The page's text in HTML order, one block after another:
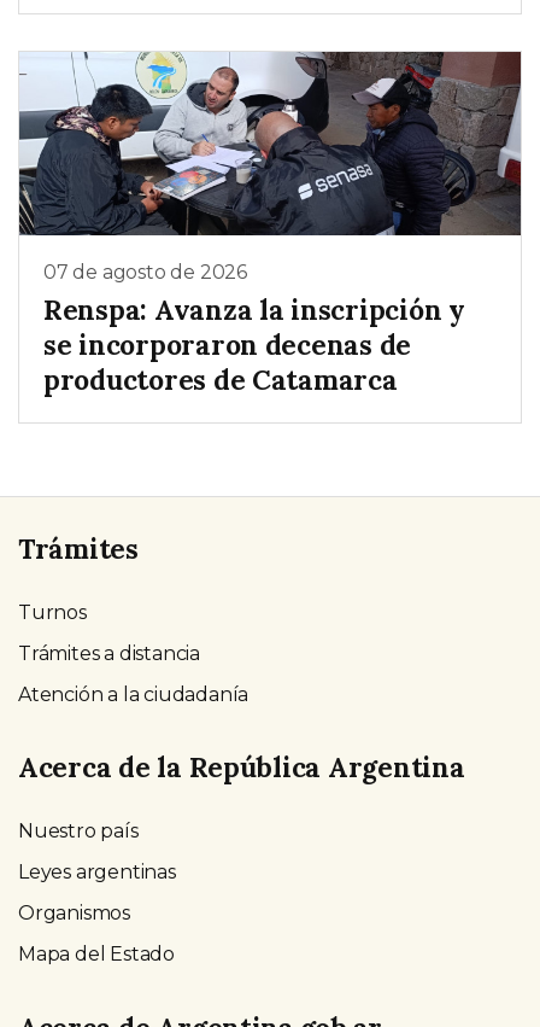
07 de agosto de 2026
Renspa: Avanza la inscripción y
se incorporaron decenas de
productores de Catamarca
Trámites
Turnos
Trámites a distancia
Atención a la ciudadanía
Acerca de la República Argentina
Nuestro país
Leyes argentinas
Organismos
Mapa del Estado